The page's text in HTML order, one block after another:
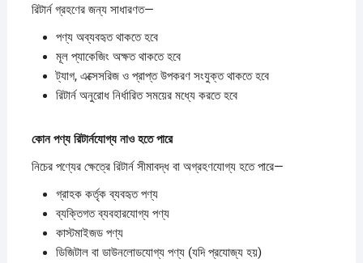
রিটার্ন গ্রহণের জন্য সাধারণত—
পণ্য অব্যবহৃত থাকতে হবে
মূল প্যাকেজিং অক্ষত থাকতে হবে
ট্যাগ, এক্সেসরিজ ও প্রাপ্ত উপকরণ সংযুক্ত থাকতে হবে
রিটার্ন অনুরোধ নির্ধারিত সময়ের মধ্যে করতে হবে
কোনপণ্যরিটার্নযোগ্যনাওহতেপারে
নিচের পণ্যের ক্ষেত্রে রিটার্ন সীমাবদ্ধ বা অগ্রহণযোগ্য হতে পারে—
গ্রাহক কর্তৃক ব্যবহৃত পণ্য
ব্যক্তিগত ব্যবহারযোগ্য পণ্য
কাস্টমাইজড পণ্য
ডিজিটাল বা ডাউনলোডযোগ্য পণ্য (যদি প্রযোজ্য হয়)